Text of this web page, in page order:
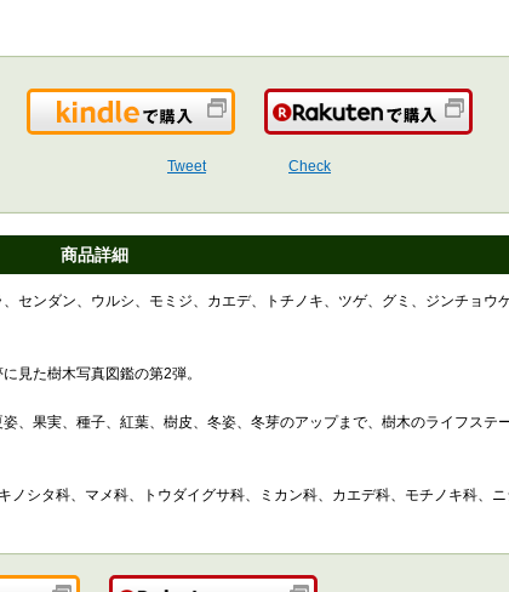
Kindleで購入 楽天
Tweet Check
商品詳細
センダン、ウルシ、モミジ、カエデ、トチノキ、ツゲ、グミ、ジンチョウ
見た樹木写真図鑑の第2弾。
、果実、種子、紅葉、樹皮、冬姿、冬芽のアップまで、樹木のライフステ
シタ科、マメ科、トウダイグサ科、ミカン科、カエデ科、モチノキ科、